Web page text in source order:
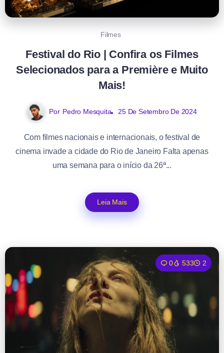
Filmes
Festival do Rio | Confira os Filmes
Selecionados para a Première e Muito
Mais!
Por Pedro Mesquita 25 De Setembro De 2024
Com filmes nacionais e internacionais, o festival de
cinema invade a cidade do Rio de Janeiro Falta apenas
uma semana para o início da 26ª...
Leia Mais
0 533 2